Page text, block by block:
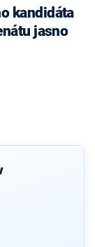
kandidáta
jasno